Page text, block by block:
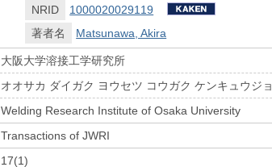
NRID
1000020029119
著者名
Matsunawa, Akira
大阪大学溶接工学研究所
オオサカ ダイガク ヨウセツ コウガク ケンキュウジョ
Welding Research Institute of Osaka University
Transactions of JWRI
17(1)